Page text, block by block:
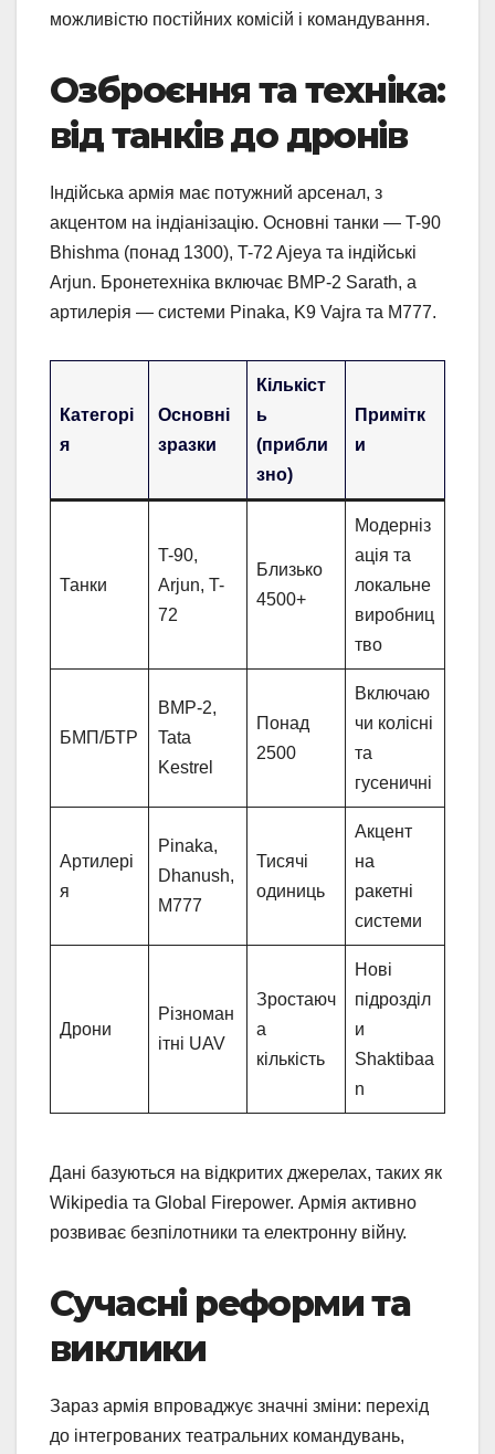
можливістю постійних комісій і командування.
Озброєння та техніка:
від танків до дронів
Індійська армія має потужний арсенал, з
акцентом на індіанізацію. Основні танки — T-90
Bhishma (понад 1300), T-72 Ajeya та індійські
Arjun. Бронетехніка включає BMP-2 Sarath, а
артилерія — системи Pinaka, K9 Vajra та M777.
Категорі
я
Основні
зразки
Кількіст
ь
(прибли
зно)
Примітк
и
Танки
T-90,
Arjun, T-
72
Близько
4500+
Модерніз
ація та
локальне
виробниц
тво
БМП/БТР
BMP-2,
Tata
Kestrel
Понад
2500
Включаю
чи колісні
та
гусеничні
Артилері
я
Pinaka,
Dhanush,
M777
Тисячі
одиниць
Акцент
на
ракетні
системи
Дрони
Різноман
ітні UAV
Зростаюч
а
кількість
Нові
підрозділ
и
Shaktibaa
n
Дані базуються на відкритих джерелах, таких як
Wikipedia та Global Firepower. Армія активно
розвиває безпілотники та електронну війну.
Сучасні реформи та
виклики
Зараз армія впроваджує значні зміни: перехід
до інтегрованих театральних командувань,